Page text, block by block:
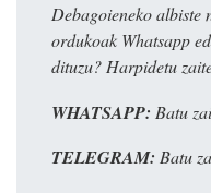
Debagoieneko albiste
ordukoak Whatsapp
dituzu? Harpidetu
WHATSAPP: Batu
TELEGRAM: Batu